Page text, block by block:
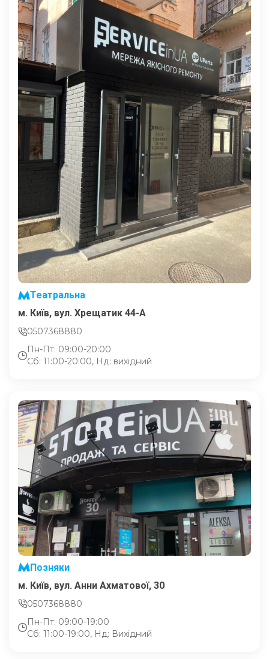
Театральна
м. Київ, вул. Хрещатик 44-A
0507368880
Пн-Пт: 09:00-20:00
Сб: 11:00-20:00, Нд: вихідний
Позняки
м. Київ, вул. Анни Ахматової, 30
0507368880
Пн-Пт: 09:00-19:00
Сб: 11:00-19:00, Нд: Вихідний